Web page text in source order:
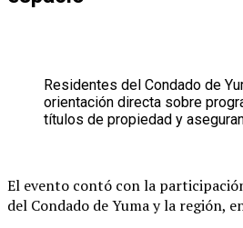
Residentes del Condado de
orientación directa sobre
títulos de propiedad y
El evento contó con la
del Condado de Yuma y la región,